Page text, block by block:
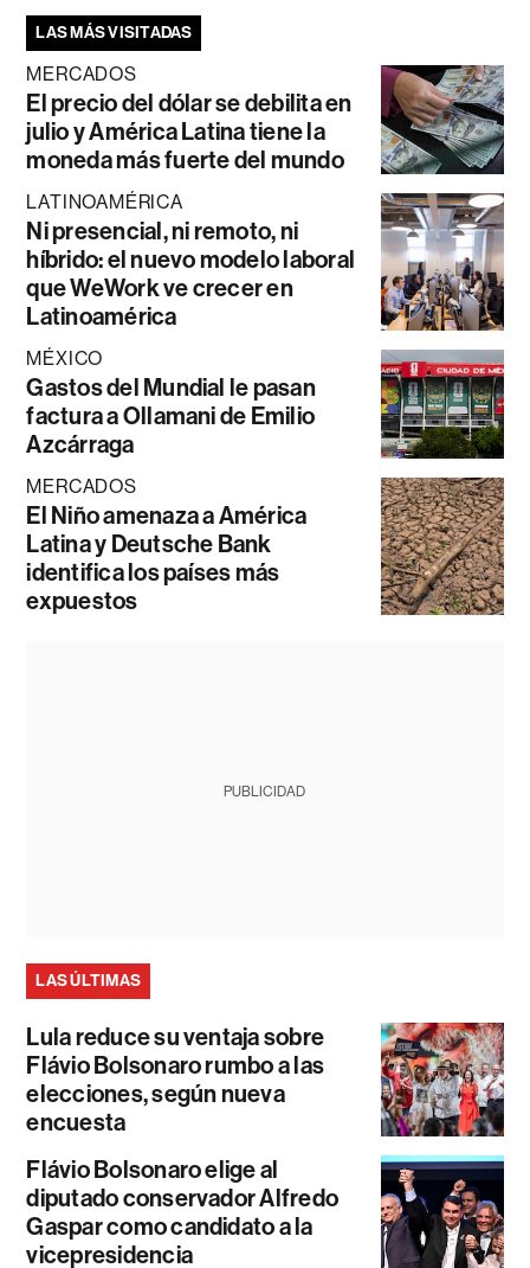
LAS MÁS VISITADAS
MERCADOS
El precio del dólar se debilita en
julio y América Latina tiene la
moneda más fuerte del mundo
LATINOAMÉRICA
Ni presencial, ni remoto, ni
híbrido: el nuevo modelo laboral
que WeWork ve crecer en
Latinoamérica
MÉXICO
Gastos del Mundial le pasan
factura a Ollamani de Emilio
Azcárraga
MERCADOS
El Niño amenaza a América
Latina y Deutsche Bank
identifica los países más
expuestos
PUBLICIDAD
LAS ÚLTIMAS
Lula reduce su ventaja sobre
Flávio Bolsonaro rumbo a las
elecciones, según nueva
encuesta
Flávio Bolsonaro elige al
diputado conservador Alfredo
Gaspar como candidato a la
vicepresidencia